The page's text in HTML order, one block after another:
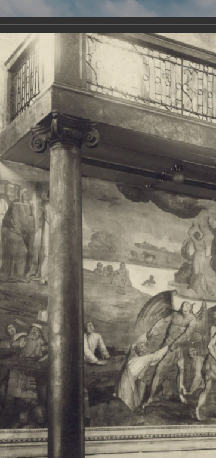
Сайт создан
Наследники Галерея
Главная Галерея Храмы-мученики Архангельска
Свято-Троицкий
Свято-Троицкий собор Архангельска
23.12.2015
Сегодня мы можем говорить, что Архангельск в
пострадал от целенаправленных
выдающихся памятников архитектуры. Больше
вызванная борьбой с религией, набравшая особую
разрушение православного центра
собора Архангельска.
Возникнув в начале XVIII века в центре
двухэтажный Троицкий собор, сразу превратился